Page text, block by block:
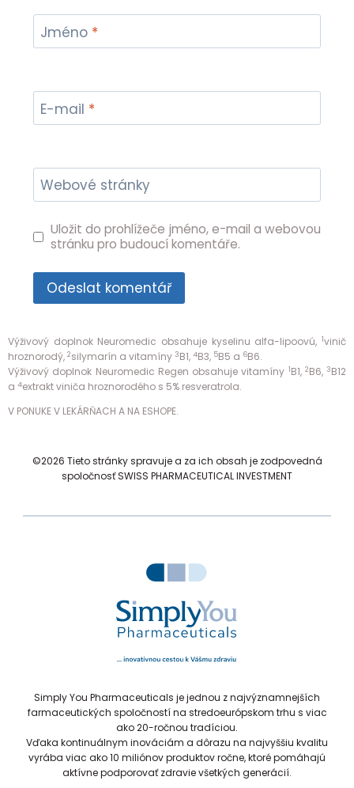
Jméno *
E-mail *
Webové stránky
Uložit do prohlížeče jméno, e-mail a webovou
stránku pro budoucí komentáře.
Výživový doplnok Neuromedic obsahuje kyselinu alfa-lipoovú, 1vinič
hroznorodý, 2silymarín a vitamíny 3B1, 4B3, 5B5 a 6B6.
Výživový doplnok Neuromedic Regen obsahuje vitamíny 1B1, 2B6, 3B12
a 4extrakt viniča hroznorodého s 5% resveratrola.
V PONUKE V LEKÁRŇACH A NA ESHOPE.
©2026 Tieto stránky spravuje a za ich obsah je zodpovedná
spoločnosť SWISS PHARMACEUTICAL INVESTMENT
Simply You Pharmaceuticals je jednou z najvýznamnejších
farmaceutických spoločností na stredoeurópskom trhu s viac
ako 20-ročnou tradíciou.
Vďaka kontinuálnym inováciám a dôrazu na najvyššiu kvalitu
vyrába viac ako 10 miliónov produktov ročne, ktoré pomáhajú
aktívne podporovať zdravie všetkých generácií.